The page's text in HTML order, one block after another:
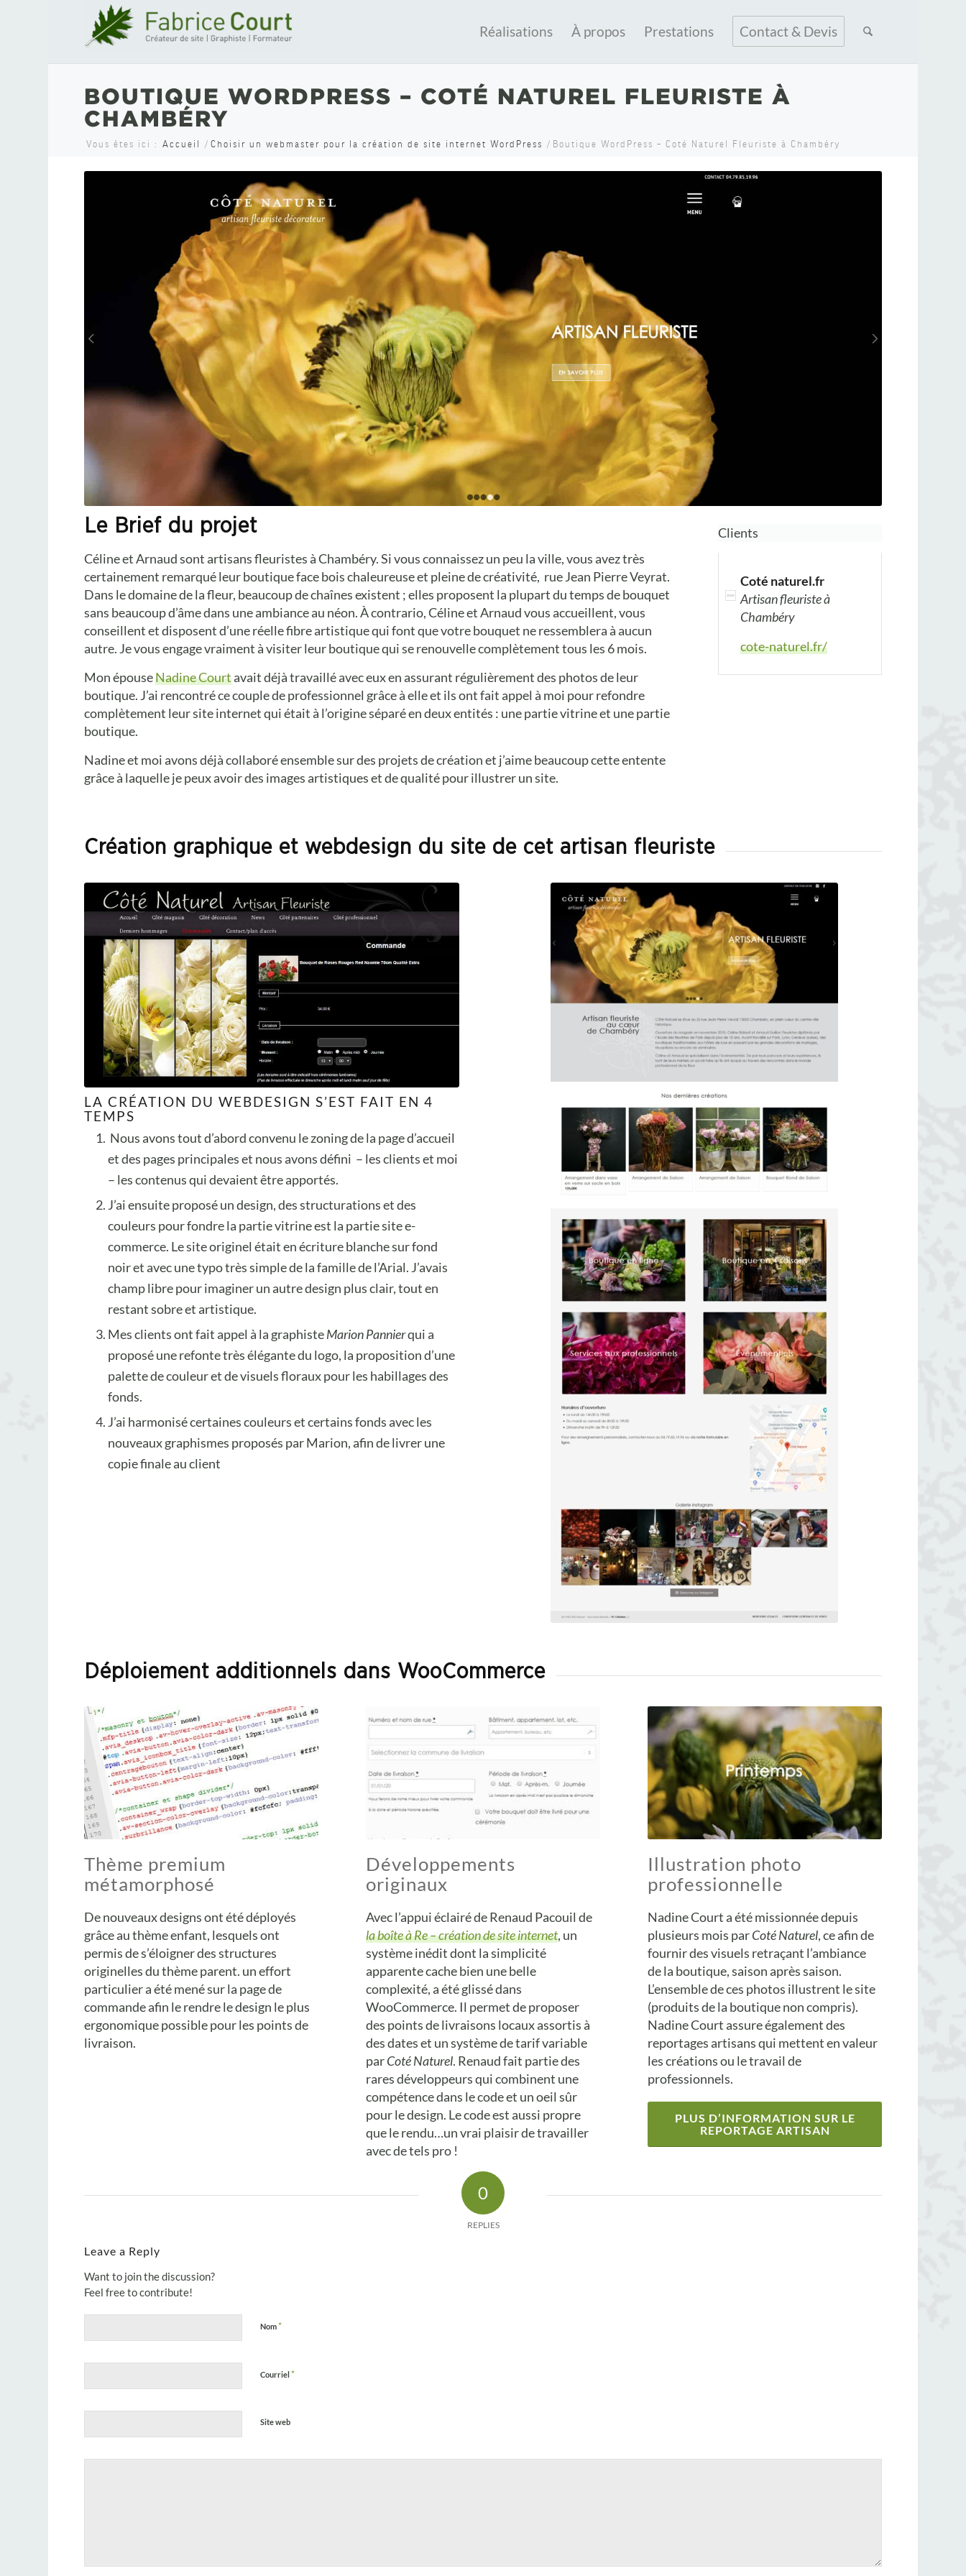
Réalisations À propos Prestations Contact & Devis
BOUTIQUE WORDPRESS – COTÉ NATUREL FLEURISTE À
CHAMBÉRY
Vous êtes ici : Accueil / Choisir un webmaster pour la création de site internet WordPress / Boutique WordPress – Coté Naturel Fleuriste à Chambéry
Le Brief du projet
Céline et Arnaud sont artisans fleuristes à Chambéry. Si vous connaissez un peu la ville, vous avez très
certainement remarqué leur boutique face bois chaleureuse et pleine de créativité, rue Jean Pierre Veyrat.
Dans le domaine de la fleur, beaucoup de chaînes existent ; elles proposent la plupart du temps de bouquet
sans beaucoup d’âme dans une ambiance au néon. À contrario, Céline et Arnaud vous accueillent, vous
conseillent et disposent d’une réelle fibre artistique qui font que votre bouquet ne ressemblera à aucun
autre. Je vous engage vraiment à visiter leur boutique qui se renouvelle complètement tous les 6 mois.
Mon épouseNadine Courtavait déjà travaillé avec eux en assurant régulièrement des photos de leur
boutique. J’ai rencontré ce couple de professionnel grâce à elle et ils ont fait appel à moi pour refondre
complètement leur site internet qui était à l’origine séparé en deux entités : une partie vitrine et une partie
boutique.
Nadine et moi avons déjà collaboré ensemble sur des projets de création et j’aime beaucoup cette entente
grâce à laquelle je peux avoir des images artistiques et de qualité pour illustrer un site.
Clients
Coté naturel.fr
Artisan fleuriste à
Chambéry
cote-naturel.fr/
Création graphique et webdesign du site de cet artisan fleuriste
LA CRÉATION DU WEBDESIGN S’EST FAIT EN 4
TEMPS
Nous avons tout d’abord convenu le zoning de la page d’accueil
et des pages principales et nous avons défini – les clients et moi
– les contenus qui devaient être apportés.
J’ai ensuite proposé un design, des structurations et des
couleurs pour fondre la partie vitrine est la partie site e-
commerce. Le site originel était en écriture blanche sur fond
noir et avec une typo très simple de la famille de l’Arial. J’avais
champ libre pour imaginer un autre design plus clair, tout en
restant sobre et artistique.
Mes clients ont fait appel à la graphisteMarion Pannierqui a
proposé une refonte très élégante du logo, la proposition d’une
palette de couleur et de visuels floraux pour les habillages des
fonds.
J’ai harmonisé certaines couleurs et certains fonds avec les
nouveaux graphismes proposés par Marion, afin de livrer une
copie finale au client
Déploiement additionnels dans WooCommerce
Thème premium
métamorphosé
De nouveaux designs ont été déployés
grâce au thème enfant, lesquels ont
permis de s’éloigner des structures
originelles du thème parent. un effort
particulier a été mené sur la page de
commande afin le rendre le design le plus
ergonomique possible pour les points de
livraison.
Développements
originaux
Avec l’appui éclairé de Renaud Pacouil de
la boîte à Re – création de site internet, un
système inédit dont la simplicité
apparente cache bien une belle
complexité, a été glissé dans
WooCommerce. Il permet de proposer
des points de livraisons locaux assortis à
des dates et un système de tarif variable
parCoté Naturel. Renaud fait partie des
rares développeurs qui combinent une
compétence dans le code et un oeil sûr
pour le design. Le code est aussi propre
que le rendu…un vrai plaisir de travailler
avec de tels pro !
Illustration photo
professionnelle
Nadine Court a été missionnée depuis
plusieurs mois parCoté Naturel, ce afin de
fournir des visuels retraçant l’ambiance
de la boutique, saison après saison.
L’ensemble de ces photos illustrent le site
(produits de la boutique non compris).
Nadine Court assure également des
reportages artisans qui mettent en valeur
les créations ou le travail de
professionnels.
PLUS D’INFORMATION SUR LE
REPORTAGE ARTISAN
0
REPLIES
Leave a Reply
Want to join the discussion?
Feel free to contribute!
Nom *
Courriel *
Site web